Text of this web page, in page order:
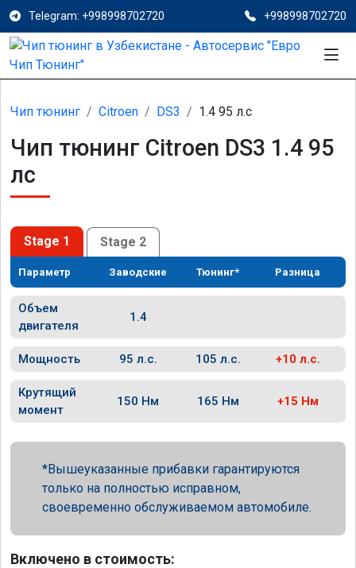
Telegram: +998998702720 +998998702720
Чип тюнинг Citroen DS3 1.4 95 л.с
Чип тюнинг Citroen DS3 1.4 95
лс
Stage 1 Stage 2
Параметр Заводские Тюнинг* Разница
Объем
двигателя
1.4
Мощность 95 л.с. 105 л.с. +10 л.с.
Крутящий
момент
150 Нм 165 Нм +15 Нм
Вышеуказанные прибавки гарантируются
только на полностью исправном,
своевременно обслуживаемом автомобиле.
Включено в стоимость: